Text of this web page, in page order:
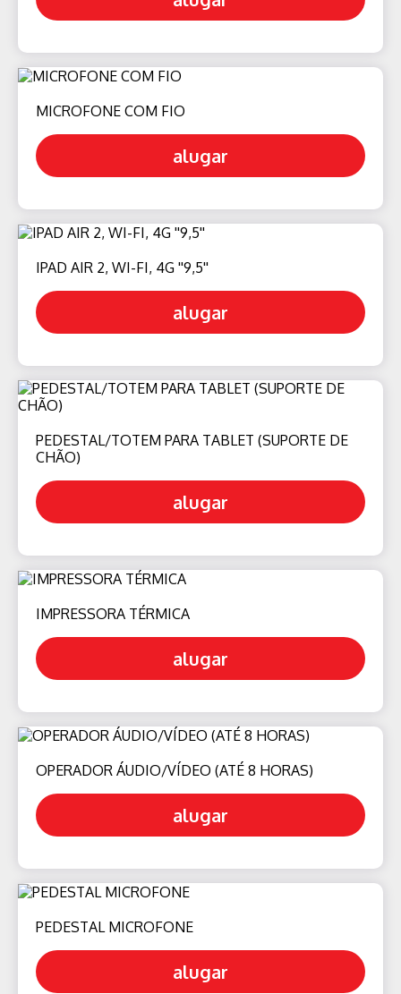
MICROFONE COM FIO
alugar
IPAD AIR 2, WI-FI, 4G ''9,5''
alugar
PEDESTAL/TOTEM PARA TABLET (SUPORTE DE
CHÃO)
alugar
IMPRESSORA TÉRMICA
alugar
OPERADOR ÁUDIO/VÍDEO (ATÉ 8 HORAS)
alugar
PEDESTAL MICROFONE
alugar